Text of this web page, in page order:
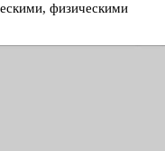
физическими